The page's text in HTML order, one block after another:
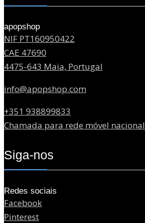
apopshop
NIF PT160950422
CAE 47690
4475-643 Maia, Portugal
info@apopshop.com
+351 938899833
Chamada para rede móvel nacional
Siga-nos
Redes sociais
Facebook
Pinterest